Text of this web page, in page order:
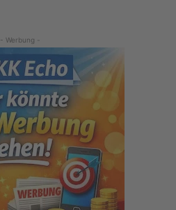
- Werbung -